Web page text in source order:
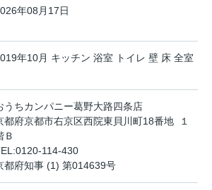
年08月17日
年10月 キッチン 浴室 トイレ 壁 床 全室
うちカンパニー葛野大路四条店
都府京都市右京区西院東貝川町18番地 １
Ｂ
0120-114-430
都府知事 (1) 第014639号